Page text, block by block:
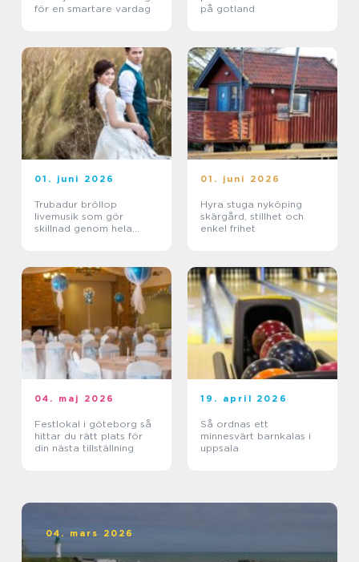
för en smartare vardag
på gotland
01. juni 2026
Trubadur bröllop
livemusik som gör
skillnad genom hela
01. juni 2026
Hyra stuga nyköping
skärgård, stillhet och
enkel frihet
04. maj 2026
Festlokal i göteborg så
hittar du rätt plats för
din nästa tillställning
19. april 2026
Så ordnas ett
minnesvärt barnkalas i
uppsala
04. mars 2026